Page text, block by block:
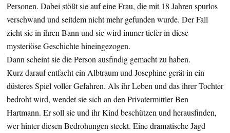
Personen. Dabei stößt sie auf eine Frau, die mit 18 Jahren spurlos
verschwand und seitdem nicht mehr gefunden wurde. Der Fall
zieht sie in ihren Bann und sie wird immer tiefer in diese
mysteriöse Geschichte hineingezogen.
Dann scheint sie die Person ausfindig gemacht zu haben.
Kurz darauf entfacht ein Albtraum und Josephine gerät in ein
düsteres Spiel voller Gefahren. Als ihr Leben und das ihrer Tochter
bedroht wird, wendet sie sich an den Privatermittler Ben
Hartmann. Er soll sie und ihr Kind beschützen und herausfinden,
wer hinter diesen Bedrohungen steckt. Eine dramatische Jagd